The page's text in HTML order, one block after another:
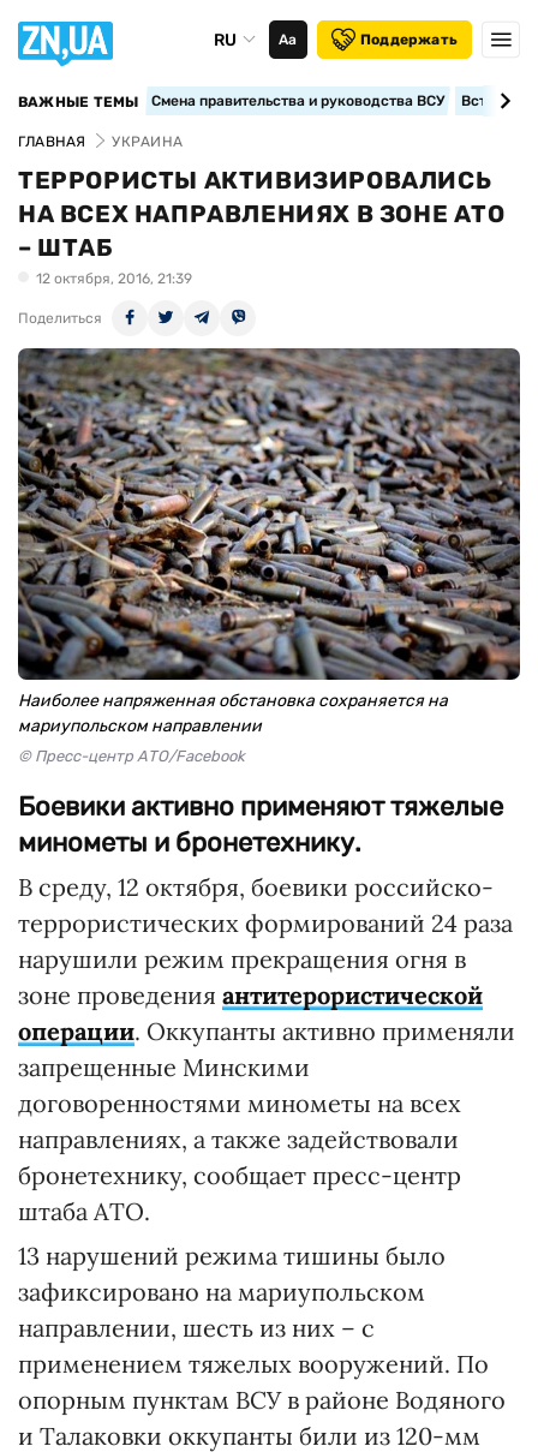
RU Аа Поддержать
ВАЖНЫЕ ТЕМЫ Смена правительства и руководства ВСУ
ГЛАВНАЯ УКРАИНА
ТЕРРОРИСТЫ АКТИВИЗИРОВАЛИСЬ
НА ВСЕХ НАПРАВЛЕНИЯХ В ЗОНЕ АТО
– ШТАБ
12 октября, 2016, 21:39
Поделиться
Наиболее напряженная обстановка сохраняется на
мариупольском направлении
© Пресс-центр АТО/Facebook
Боевики активно применяют тяжелые
минометы и бронетехнику.
В среду, 12 октября, боевики российско-
террористических формирований 24 раза
нарушили режим прекращения огня в
зоне проведения антитерористической
операции. Оккупанты активно применяли
запрещенные Минскими
договоренностями минометы на всех
направлениях, а также задействовали
бронетехнику, сообщает пресс-центр
штаба АТО.
13 нарушений режима тишины было
зафиксировано на мариупольском
направлении, шесть из них – с
применением тяжелых вооружений. По
опорным пунктам ВСУ в районе Водяного
и Талаковки оккупанты били из 120-мм